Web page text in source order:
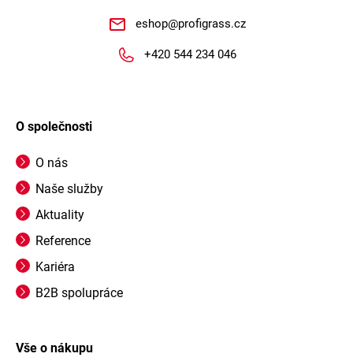
eshop@profigrass.cz
+420 544 234 046
O společnosti
O nás
Naše služby
Aktuality
Reference
Kariéra
B2B spolupráce
Vše o nákupu